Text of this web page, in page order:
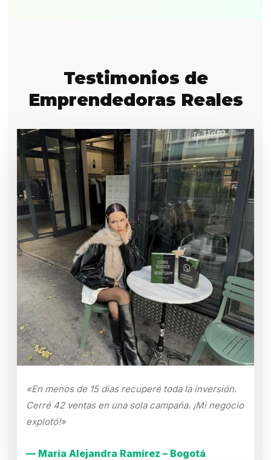
Testimonios de
Emprendedoras Reales
«En menos de 15 días recuperé toda la inversión.
Cerré 42 ventas en una sola campaña. ¡Mi negocio
explotó!»
— María Alejandra Ramírez – Bogotá